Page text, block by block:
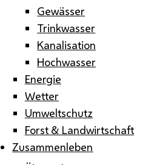
Gewässer
Trinkwasser
Kanalisation
Hochwasser
Energie
Wetter
Umweltschutz
Forst & Landwirtschaft
Zusammenleben